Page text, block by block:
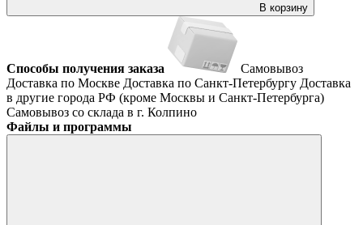
В корзину
Способы получения заказа
Самовывоз
Доставка по Москве Доставка по Санкт-Петербургу Доставка
в другие города РФ (кроме Москвы и Санкт-Петербурга)
Самовывоз со склада в г. Колпино
Файлы и программы